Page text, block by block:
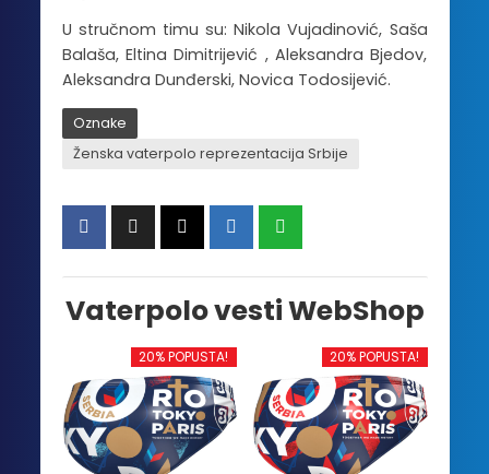
U stručnom timu su: Nikola Vujadinović, Saša
Balaša, Eltina Dimitrijević , Aleksandra Bjedov,
Aleksandra Dunđerski, Novica Todosijević.
Oznake
Ženska vaterpolo reprezentacija Srbije
Vaterpolo vesti WebShop
20% POPUSTA! 20% POPUSTA!